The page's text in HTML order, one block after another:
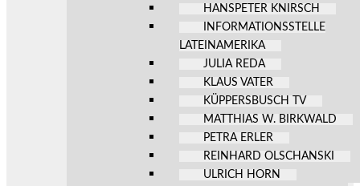
HANSPETER KNIRSCH
INFORMATIONSSTELLE
LATEINAMERIKA
JULIA REDA
KLAUS VATER
KÜPPERSBUSCH TV
MATTHIAS W. BIRKWALD
PETRA ERLER
REINHARD OLSCHANSKI
ULRICH HORN